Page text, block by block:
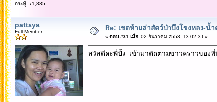
กระทู้: 71,885
pattaya
Full Member Re: เขตห้ามล่าสัตว์ป่าบึงโขงหลง-น้
« ตอบ #31 เมื่อ:02 ธันวาคม 2553, 13:02:30 »
สวัสดีค่ะพี่ปิ้ง เข้ามาติดตามข่าวคราวของพี่